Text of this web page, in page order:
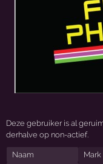
Deze gebruiker is al
derhalve op non-actief.
Naam